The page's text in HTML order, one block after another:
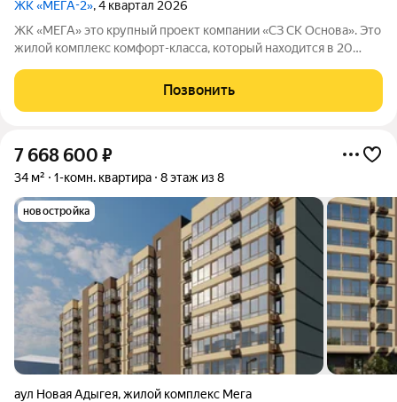
ЖК «МЕГА-2», 4 квартал 2026
ЖК «МЕГА» это крупный проект компании «СЗ СК Основа». Это
жилой комплекс комфорт-класса, который находится в 20
Позвонить
7 668 600 ₽
34 м² 1-комн. квартира 8 этаж из 8
новостройка
аул Новая Адыгея,жилой комплекс Мега